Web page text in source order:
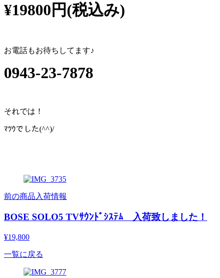
¥19800円(税込み)
お電話もお待ちしてます♪
0943-23-7878
それでは！
ﾏﾂｳでした(^^)/
前の商品入荷情報
BOSE SOLO5 TVｻｳﾝﾄﾞｼｽﾃﾑ 入荷致しました！
¥19,800
一覧に戻る